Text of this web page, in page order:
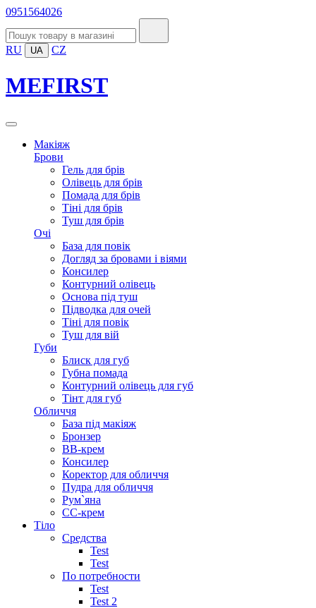
0951564026
RU UA CZ
MEFIRST
Макіяж
Брови
Гель для брів
Олівець для брів
Помада для брів
Тіні для брів
Туш для брів
Очі
База для повік
Догляд за бровами і віями
Консилер
Контурний олівець
Основа під туш
Підводка для очей
Тіні для повік
Туш для вій
Губи
Блиск для губ
Губна помада
Контурний олівець для губ
Тінт для губ
Обличчя
База під макіяж
Бронзер
ВВ-крем
Консилер
Коректор для обличчя
Пудра для обличчя
Рум`яна
СС-крем
Тіло
Средства
Test
Test
По потребности
Test
Test 2